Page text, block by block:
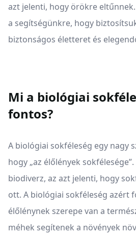
azt jelenti, hogy örökre
a segítségünkre, hogy
biztonságos életteret és
Mi a biológiai
fontos?
A biológiai sokféleség egy nagy
hogy „az élőlények
biodiverz, az azt jelenti, hogy
ott. A biológiai sokféleség azért
élőlénynek szerepe van a
méhek segítenek a növények